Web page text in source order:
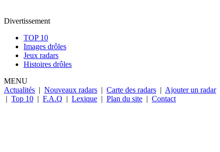
Divertissement
TOP 10
Images drôles
Jeux radars
Histoires drôles
MENU
Actualités | Nouveaux radars | Carte des radars | Ajouter un radar
| Top 10 | F.A.Q | Lexique | Plan du site | Contact